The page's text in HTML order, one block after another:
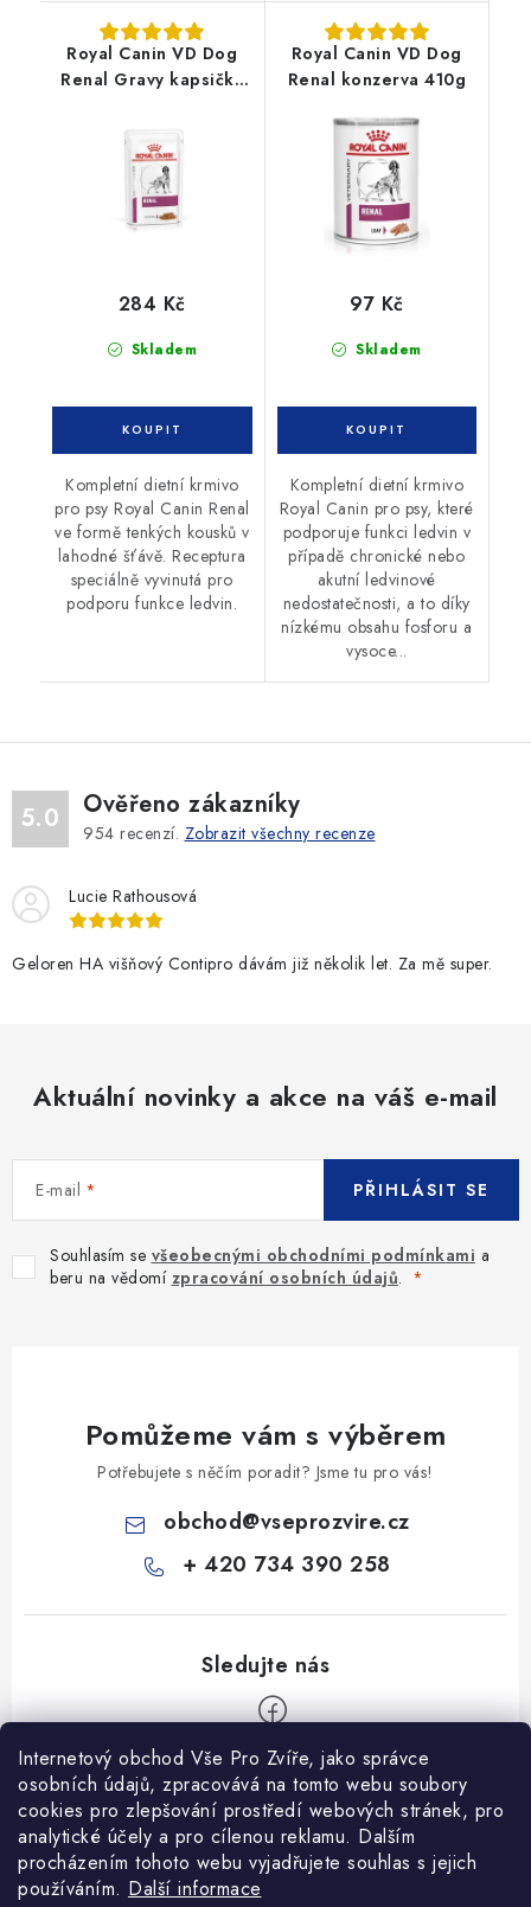
Internetový obchod Vše Pro Zvíře, jako správce
osobních údajů, zpracovává na tomto webu soubory
cookies pro zlepšování prostředí webových stránek, pro
analytické účely a pro cílenou reklamu. Dalším
procházením tohoto webu vyjadřujete souhlas s jejich
používáním. Další informace
Royal Canin VD Dog
Renal Gravy kapsičky
Skladem
284 Kč
Kompletní dietní krmivo
pro psy Royal Canin Renal
ve formě tenkých kousků v
lahodné šťávě. Receptura
speciálně vyvinutá pro
podporu funkce ledvin.
Royal Canin VD Dog
Renal konzerva 410g
Skladem
97 Kč
Kompletní dietní krmivo
Royal Canin pro psy, které
podporuje funkci ledvin v
případě chronické nebo
akutní ledvinové
nedostatečnosti, a to díky
nízkému obsahu fosforu a
vysoce...
5.0 Ověřeno zákazníky
954 recenzí. Zobrazit všechny recenze
Lucie Rathousová
Geloren HA višňový Contipro dávám již několik let. Za mě super.
Aktuální novinky a akce na váš e-mail
E-mail
Souhlasím se všeobecnými obchodními podmínkami a
beru na vědomí zpracování osobních údajů.
PŘIHLÁSIT SE
Pomůžeme vám s výběrem
Potřebujete s něčím poradit? Jsme tu pro vás!
obchod@vseprozvire.cz
+ 420 734 390 258
Informace pro Vás
Ceník dopravy